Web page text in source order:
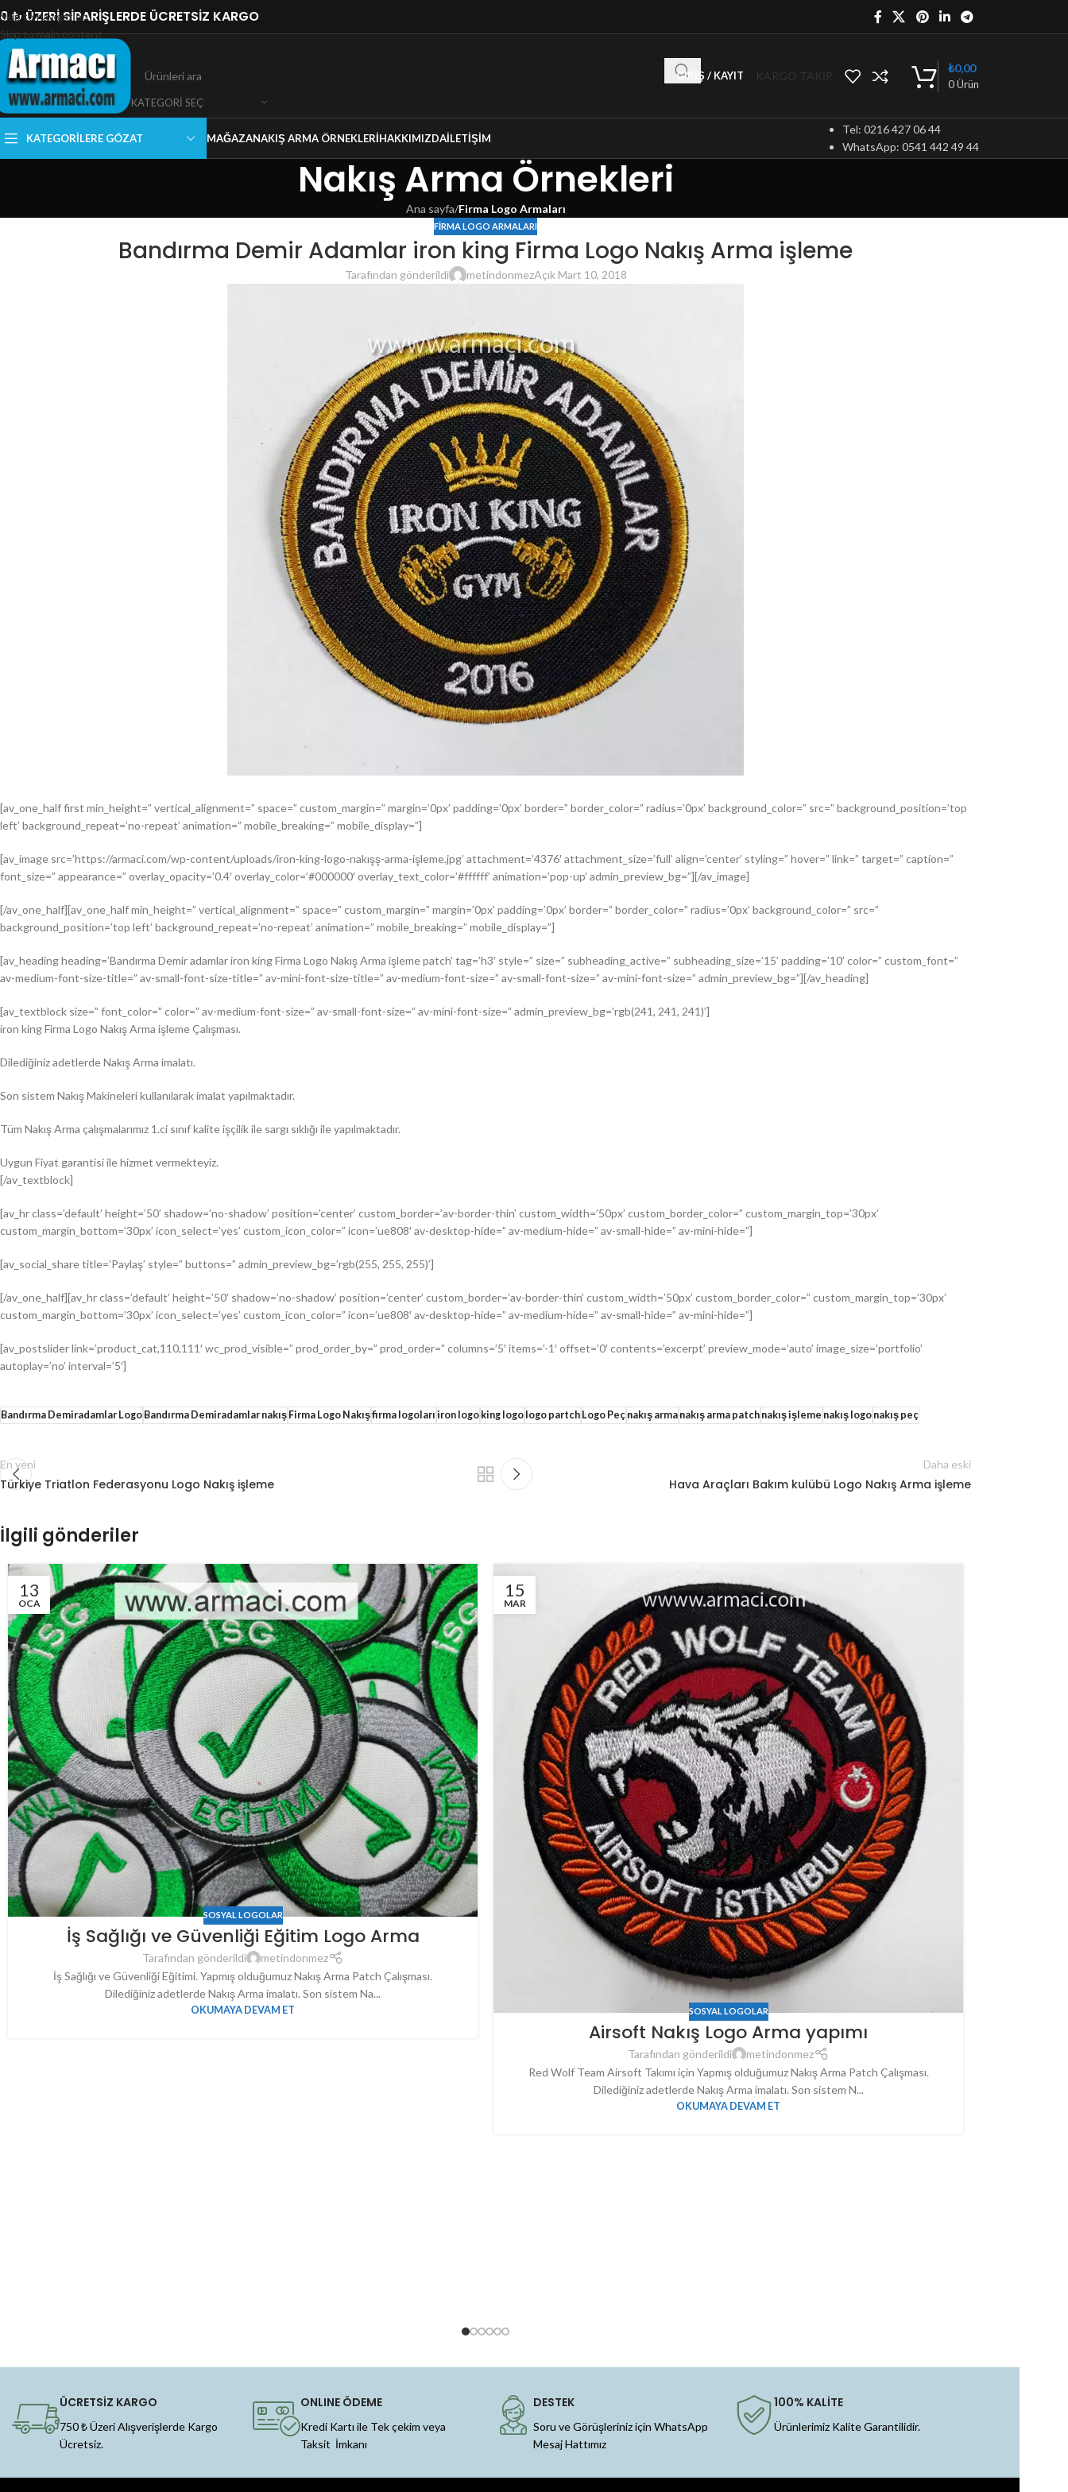
Skip to navigation
Skip to main content
₺ ÜZERİ SİPARİŞLERDE ÜCRETSİZ KARGO
KATEGORI SEÇ
GIRIŞ / KAYIT KARGO TAKİP
0Ürün
₺0,00
KATEGORILERE GÖZAT MAĞAZANAKIŞ ARMA ÖRNEKLERIHAKKIMIZDAİLETIŞIM
Tel: 0216 427 06 44
WhatsApp: 0541 442 49 44
Nakış Arma Örnekleri
Ana sayfa/Firma Logo Armaları
FIRMA LOGO ARMALARI
Bandırma Demir Adamlar iron king Firma Logo Nakış Arma işleme
Tarafından gönderildi metindonmezAçık Mart 10, 2018
[av_one_half first min_height=” vertical_alignment=” space=” custom_margin=” margin=’0px’ padding=’0px’ border=” border_color=” radius=’0px’ background_color=” src=” background_position=’top
left’ background_repeat=’no-repeat’ animation=” mobile_breaking=” mobile_display=”]
[av_image src=’https://armaci.com/wp-content/uploads/iron-king-logo-nakışş-arma-işleme.jpg’ attachment=’4376′ attachment_size=’full’ align=’center’ styling=” hover=” link=” target=” caption=”
font_size=” appearance=” overlay_opacity=’0.4′ overlay_color=’#000000′ overlay_text_color=’#ffffff’ animation=’pop-up’ admin_preview_bg=”][/av_image]
[/av_one_half][av_one_half min_height=” vertical_alignment=” space=” custom_margin=” margin=’0px’ padding=’0px’ border=” border_color=” radius=’0px’ background_color=” src=”
background_position=’top left’ background_repeat=’no-repeat’ animation=” mobile_breaking=” mobile_display=”]
[av_heading heading=’Bandırma Demir adamlar iron king Firma Logo Nakış Arma işleme patch’ tag=’h3′ style=” size=” subheading_active=” subheading_size=’15’ padding=’10’ color=” custom_font=”
av-medium-font-size-title=” av-small-font-size-title=” av-mini-font-size-title=” av-medium-font-size=” av-small-font-size=” av-mini-font-size=” admin_preview_bg=”][/av_heading]
[av_textblock size=” font_color=” color=” av-medium-font-size=” av-small-font-size=” av-mini-font-size=” admin_preview_bg=’rgb(241, 241, 241)’]
iron king Firma Logo Nakış Arma işleme Çalışması.
Dilediğiniz adetlerde Nakış Arma imalatı.
Son sistem Nakış Makineleri kullanılarak imalat yapılmaktadır.
Tüm Nakış Arma çalışmalarımız 1.ci sınıf kalite işçilik ile sargı sıklığı ile yapılmaktadır.
Uygun Fiyat garantisi ile hizmet vermekteyiz.
[/av_textblock]
[av_hr class=’default’ height=’50’ shadow=’no-shadow’ position=’center’ custom_border=’av-border-thin’ custom_width=’50px’ custom_border_color=” custom_margin_top=’30px’
custom_margin_bottom=’30px’ icon_select=’yes’ custom_icon_color=” icon=’ue808′ av-desktop-hide=” av-medium-hide=” av-small-hide=” av-mini-hide=”]
[av_social_share title=’Paylaş’ style=” buttons=” admin_preview_bg=’rgb(255, 255, 255)’]
[/av_one_half][av_hr class=’default’ height=’50’ shadow=’no-shadow’ position=’center’ custom_border=’av-border-thin’ custom_width=’50px’ custom_border_color=” custom_margin_top=’30px’
custom_margin_bottom=’30px’ icon_select=’yes’ custom_icon_color=” icon=’ue808′ av-desktop-hide=” av-medium-hide=” av-small-hide=” av-mini-hide=”]
[av_postslider link=’product_cat,110,111′ wc_prod_visible=” prod_order_by=” prod_order=” columns=’5′ items=’-1′ offset=’0′ contents=’excerpt’ preview_mode=’auto’ image_size=’portfolio’
autoplay=’no’ interval=’5′]
Bandırma Demiradamlar LogoBandırma Demiradamlar nakışFirma Logo Nakışfirma logoları iron logoking logologo partchLogo Peçnakış armanakış arma patchnakış işleme nakış logonakış peç
En yeni
Türkiye Triatlon Federasyonu Logo Nakış işleme
Daha eski
Hava Araçları Bakım kulübü Logo Nakış Arma işleme
İlgili gönderiler
13
OCA
SOSYAL LOGOLAR
İş Sağlığı ve Güvenliği Eğitim Logo Arma
Tarafından gönderildi
metindonmez
İş Sağlığı ve Güvenliği Eğitimi. Yapmış olduğumuz Nakış Arma Patch Çalışması.
Dilediğiniz adetlerde Nakış Arma imalatı. Son sistem Na...
OKUMAYA DEVAM ET
15
MAR
SOSYAL LOGOLAR
Airsoft Nakış Logo Arma yapımı
Tarafından gönderildi
metindonmez
Red Wolf Team Airsoft Takımı için Yapmış olduğumuz Nakış Arma Patch Çalışması.
Dilediğiniz adetlerde Nakış Arma imalatı. Son sistem N...
OKUMAYA DEVAM ET
ÜCRETSİZ KARGO
750 ₺ Üzeri Alışverişlerde Kargo
Ücretsiz.
ONLINE ÖDEME
Kredi Kartı ile Tek çekim veya
Taksit İmkanı
DESTEK
Soru ve Görüşleriniz için WhatsApp
Mesaj Hattımız
100% KALİTE
Ürünlerimiz Kalite Garantilidir.